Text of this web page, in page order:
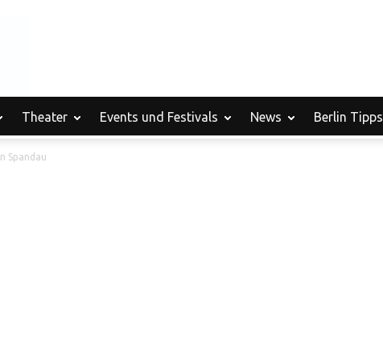
Theater Events und Festivals News Berlin Tipps
Spandau